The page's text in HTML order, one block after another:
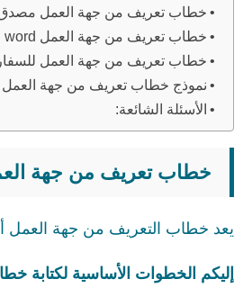
خطاب تعريف من جهة العمل مصدق
خطاب تعريف من جهة العمل word
خطاب تعريف من جهة العمل
نموذج خطاب تعريف من جهة العمل
الأسئلة الشائعة:
خطاب تعريف من جهة
يعد خطاب التعريف من جهة العمل
إليكم الخطوات الأساسية